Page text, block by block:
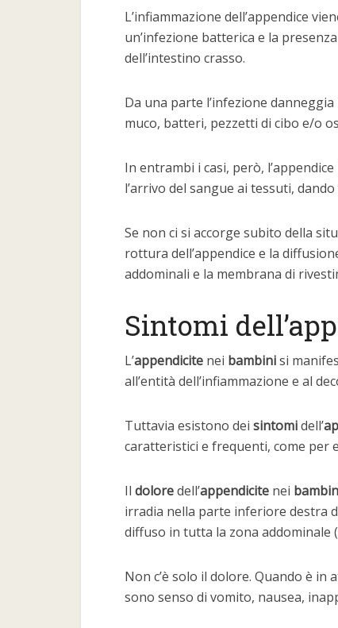
L’infiammazione dell’appendice
un’infezione batterica e la
dell’intestino crasso.
Da una parte l’infezione
muco, batteri, pezzetti di cibo e/o
In entrambi i casi, però,
l’arrivo del sangue ai tessuti, dando
Se non ci si accorge subito della
rottura dell’appendice e la
addominali e la membrana di
Sintomi
L’appendicite nei bambinisi
all’entità dell’infiammazione e al
Tuttavia esistono dei sintomidell’
caratteristici e frequenti, come per
Il doloredell’appendicite nei
irradia nella parte inferiore destra
diffuso in tutta la zona addominale
Non c’è solo il dolore. Quando è in
sono senso di vomito, nausea,